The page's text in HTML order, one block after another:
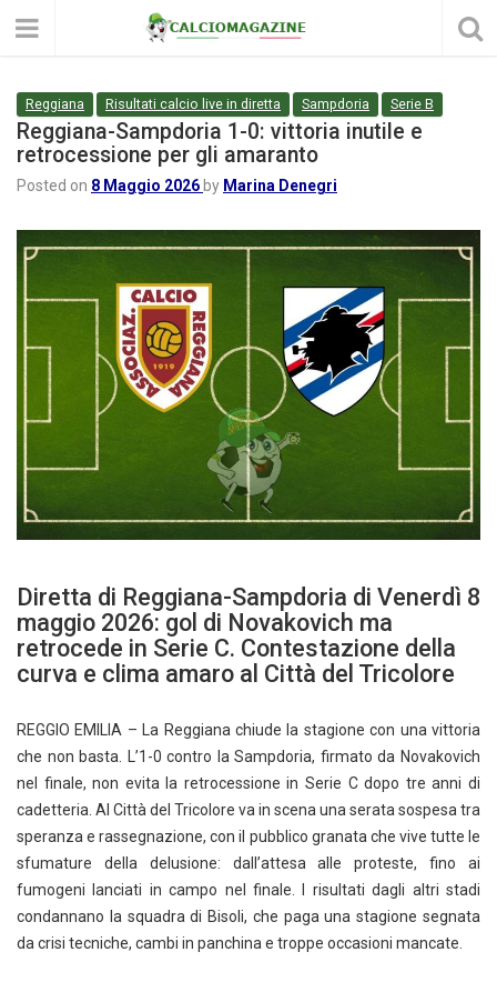
Reggiana Risultati calcio live in diretta Sampdoria Serie B
Reggiana-Sampdoria 1-0: vittoria inutile e
retrocessione per gli amaranto
Posted on 8 Maggio 2026 by Marina Denegri
Diretta di Reggiana-Sampdoria di Venerdì 8
maggio 2026: gol di Novakovich ma
retrocede in Serie C. Contestazione della
curva e clima amaro al Città del Tricolore
REGGIO EMILIA – La Reggiana chiude la stagione con una vittoria
che non basta. L’1-0 contro la Sampdoria, firmato da Novakovich
nel finale, non evita la retrocessione in Serie C dopo tre anni di
cadetteria. Al Città del Tricolore va in scena una serata sospesa tra
speranza e rassegnazione, con il pubblico granata che vive tutte le
sfumature della delusione: dall’attesa alle proteste, fino ai
fumogeni lanciati in campo nel finale. I risultati dagli altri stadi
condannano la squadra di Bisoli, che paga una stagione segnata
da crisi tecniche, cambi in panchina e troppe occasioni mancate.